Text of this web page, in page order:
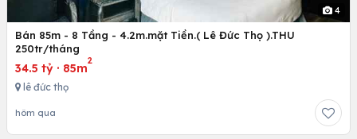
4
Bán 85m - 8 Tầng - 4.2m.mặt Tiền.( Lê Đức Thọ ).THU
250tr/tháng
34.5 tỷ · 85m
2
lê đức thọ
hôm qua